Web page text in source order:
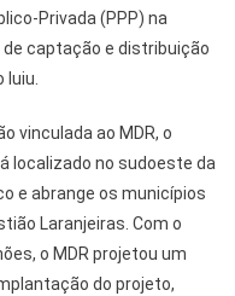
Privada (PPP) na
captação e distribuição
Iuiu.
vinculada ao MDR, o
localizado no sudoeste da
e abrange os municípios
Laranjeiras. Com o
o MDR projetou um
do projeto,